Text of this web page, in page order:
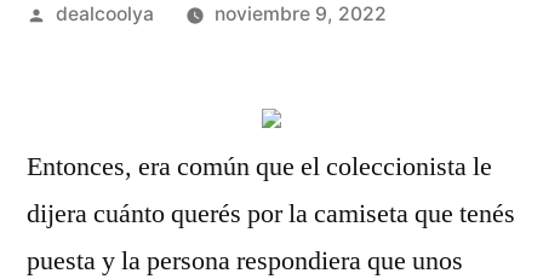
Publicado
dealcoolya noviembre 9, 2022
Entonces, era común que el coleccionista le
dijera cuánto querés por la camiseta que tenés
puesta y la persona respondiera que unos